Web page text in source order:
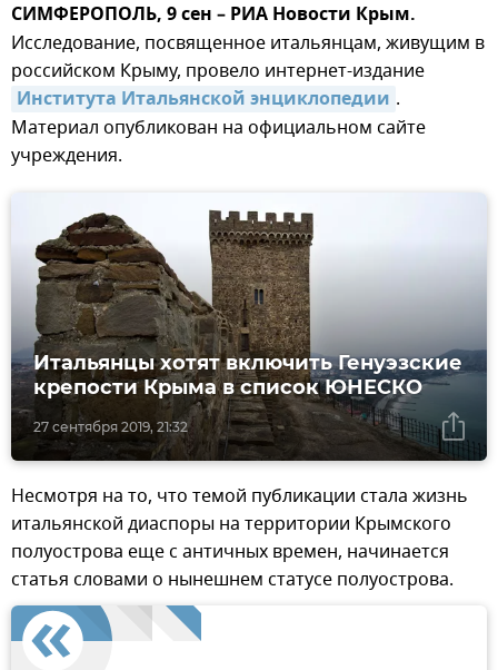
СИМФЕРОПОЛЬ, 9 сен – РИА Новости Крым.
Исследование, посвященное итальянцам, живущим в
российском Крыму, провело интернет-издание
Института Итальянской энциклопедии .
Материал опубликован на официальном сайте
учреждения.
27 сентября 2019, 21:32
Итальянцы хотят включить Генуэзские
крепости Крыма в список ЮНЕСКО
Несмотря на то, что темой публикации стала жизнь
итальянской диаспоры на территории Крымского
полуострова еще с античных времен, начинается
статья словами о нынешнем статусе полуострова.